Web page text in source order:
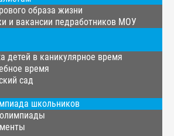
образа жизни
и вакансии педработников МОУ
детей в каникулярное время
время
сад
школьников